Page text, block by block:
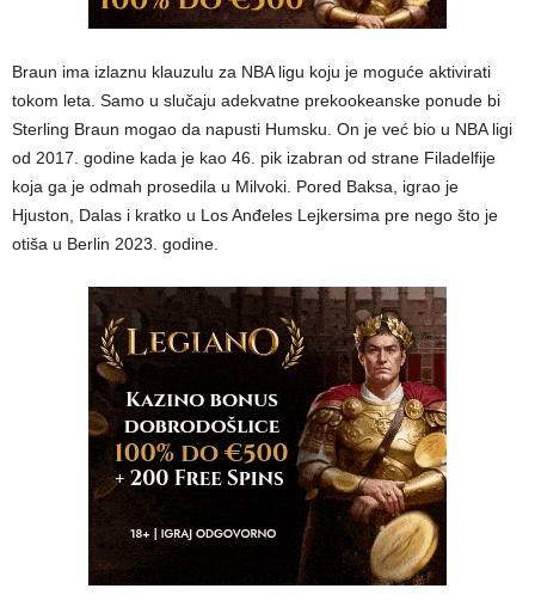
Braun ima izlaznu klauzulu za NBA ligu koju je moguće aktivirati
tokom leta. Samo u slučaju adekvatne prekookeanske ponude bi
Sterling Braun mogao da napusti Humsku. On je već bio u NBA ligi
od 2017. godine kada je kao 46. pik izabran od strane Filadelfije
koja ga je odmah prosedila u Milvoki. Pored Baksa, igrao je
Hjuston, Dalas i kratko u Los Anđeles Lejkersima pre nego što je
otiša u Berlin 2023. godine.